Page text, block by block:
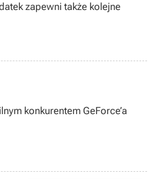
zapewni także kolejne
konkurentem GeForce’a